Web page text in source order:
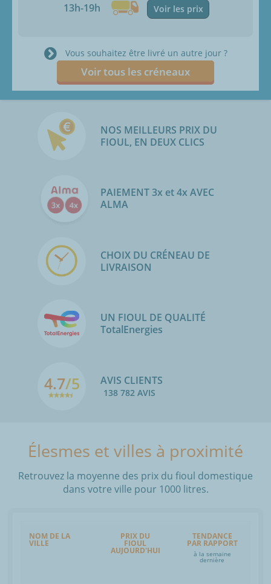
13h-19h Voir les prix
Vous souhaitez être livré un autre jour ?
Voir tous les créneaux
NOS MEILLEURS PRIX DU
FIOUL, EN DEUX CLICS
PAIEMENT 3x et 4x AVEC
ALMA
CHOIX DU CRÉNEAU DE
LIVRAISON
UN FIOUL DE QUALITÉ
TotalEnergies
4.7/5 AVIS CLIENTS
138 782 AVIS
Élesmes et villes à proximité
Retrouvez la moyenne des prix du fioul domestique
dans votre ville pour 1000 litres.
NOM DE LA
VILLE
PRIX DU
FIOUL
AUJOURD'HUI
TENDANCE
PAR RAPPORT
à la semaine
dernière